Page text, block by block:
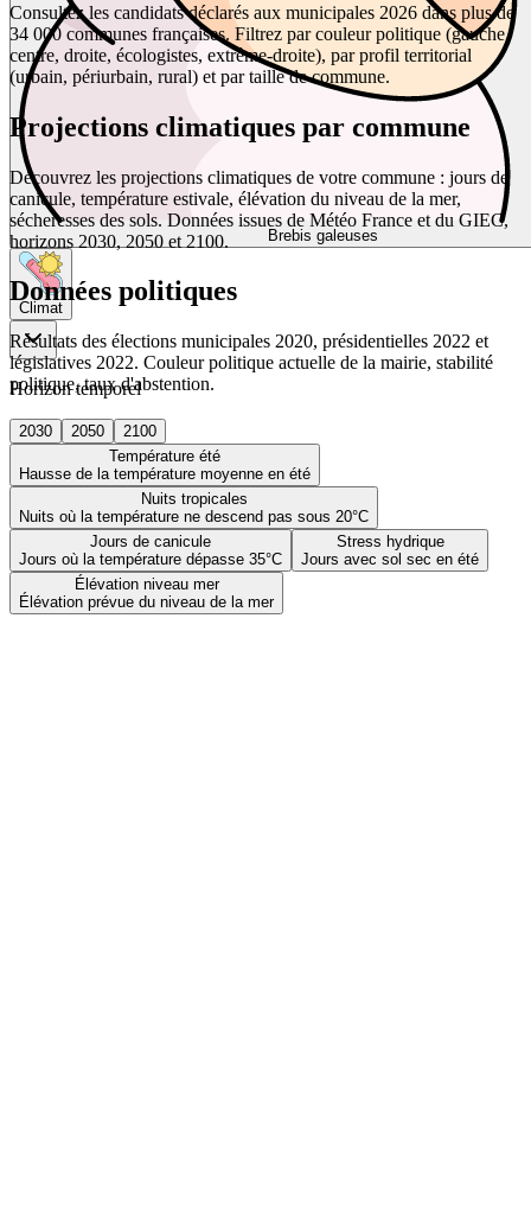
Brebis galeuses
Climat
Horizon temporel
2030 2050
2100
Température été
Hausse de la température moyenne en été
Nuits tropicales
Nuits où la température ne descend pas sous 20°C
Jours de canicule
Jours où la température dépasse 35°C
Stress hydrique
Jours avec sol sec en été
Élévation niveau mer
Élévation prévue du niveau de la mer
Consultez les candidats déclarés aux municipales 2026 dans plus de
34 000 communes françaises. Filtrez par couleur politique (gauche,
centre, droite, écologistes, extrême-droite), par profil territorial
(urbain, périurbain, rural) et par taille de commune.
Projections climatiques par commune
Découvrez les projections climatiques de votre commune : jours de
canicule, température estivale, élévation du niveau de la mer,
sécheresses des sols. Données issues de Météo France et du GIEC,
horizons 2030, 2050 et 2100.
Données politiques
Résultats des élections municipales 2020, présidentielles 2022 et
législatives 2022. Couleur politique actuelle de la mairie, stabilité
politique, taux d'abstention.